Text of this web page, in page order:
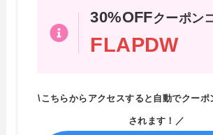
30%OFFクーポン
FLAPDW
\こちらからアクセスすると自動でクーポ
されます！／